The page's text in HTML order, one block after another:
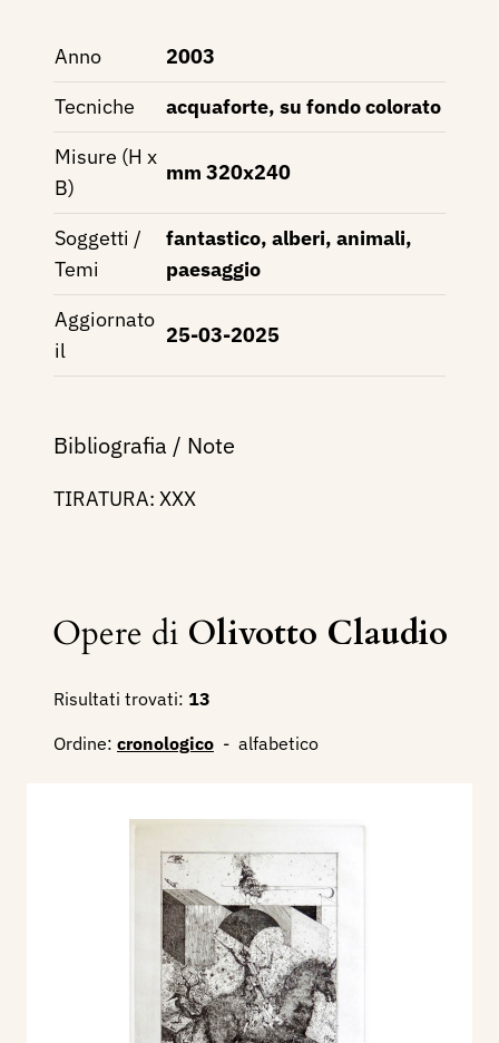
Anno
2003
Tecniche
acquaforte, su fondo colorato
Misure (H x
B)
mm 320x240
Soggetti /
Temi
fantastico, alberi, animali,
paesaggio
Aggiornato
il
25-03-2025
Bibliografia / Note
TIRATURA: XXX
Opere di Olivotto Claudio
Risultati trovati: 13
Ordine: cronologico - alfabetico